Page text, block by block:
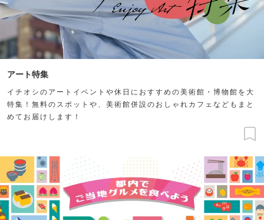
アート特集
イチオシのアートイベントや休日におすすめの美術館・博物館を大
特集！無料のスポットや、美術館併設のおしゃれカフェなどもまと
めてお届けします！